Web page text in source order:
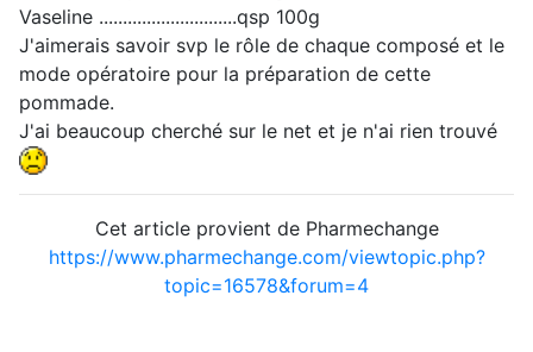
Vaseline .............................qsp 100g
J'aimerais savoir svp le rôle de chaque composé et le
mode opératoire pour la préparation de cette
pommade.
J'ai beaucoup cherché sur le net et je n'ai rien trouvé
Cet article provient de Pharmechange
https://www.pharmechange.com/viewtopic.php?
topic=16578&forum=4